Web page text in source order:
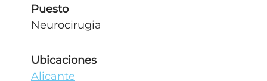
Puesto
Neurocirugia
Ubicaciones
Alicante